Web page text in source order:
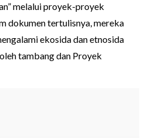
melalui proyek-proyek
dokumen tertulisnya, mereka
ekosida dan etnosida
tambang dan Proyek